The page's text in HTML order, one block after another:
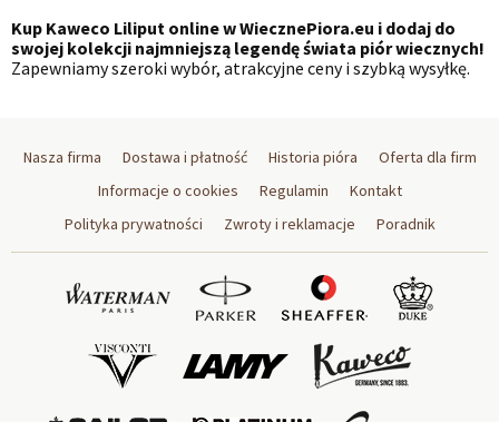
Kup Kaweco Liliput online w WiecznePiora.eu i dodaj do
swojej kolekcji najmniejszą legendę świata piór wiecznych!
Zapewniamy szeroki wybór, atrakcyjne ceny i szybką wysyłkę.
Nasza firma Dostawa i płatność Historia pióra
Oferta dla firm
Informacje o cookies
Regulamin
Kontakt
Polityka prywatności
Zwroty i reklamacje Poradnik